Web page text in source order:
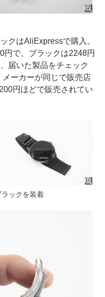
クはAliExpressで購入。
円で、ブラックは2248円
届いた製品をチェック
ーカーが同じで販売店
円ほどで販売されてい
ラックを装着